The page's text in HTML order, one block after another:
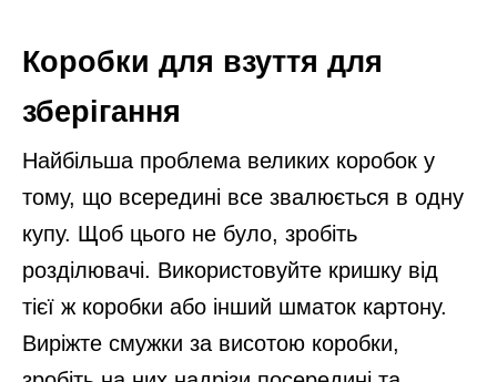
Коробки для взуття для
зберігання
Найбільша проблема великих коробок у
тому, що всередині все звалюється в одну
купу. Щоб цього не було, зробіть
розділювачі. Використовуйте кришку від
тієї ж коробки або інший шматок картону.
Виріжте смужки за висотою коробки,